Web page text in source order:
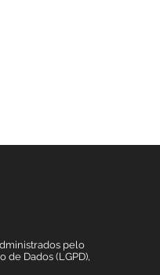
pelo
de Dados (LGPD),